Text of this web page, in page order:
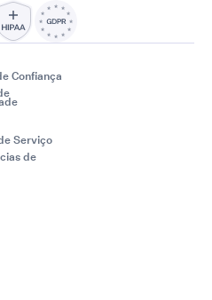
Confiança
Serviço
de